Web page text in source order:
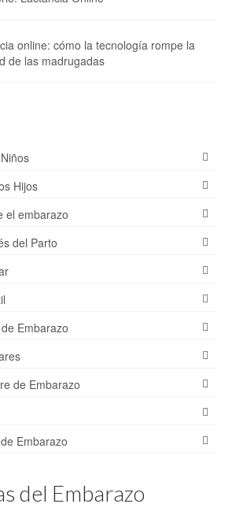
online: cómo la tecnología rompe la
de las madrugadas
Hijos
el embarazo
del Parto
Embarazo
de Embarazo
Embarazo
del Embarazo